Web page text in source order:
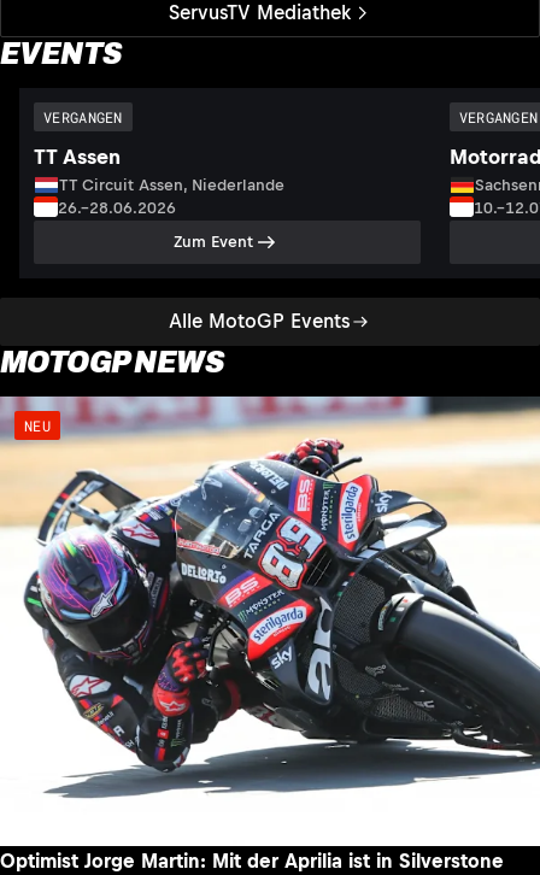
ServusTV Mediathek
EVENTS
Alle MotoGP Events
VERGANGEN
TT Assen
TT Circuit Assen, Niederlande
26.–28.06.2026
Zum Event
VERGANGEN
MOTOGP NEWS
NEU
Optimist Jorge Martin: Mit der Aprilia ist in Silverstone